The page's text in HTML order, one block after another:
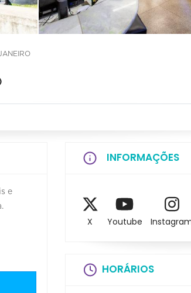
e
INFORMAÇÕES
X Youtube
HORÁRIOS